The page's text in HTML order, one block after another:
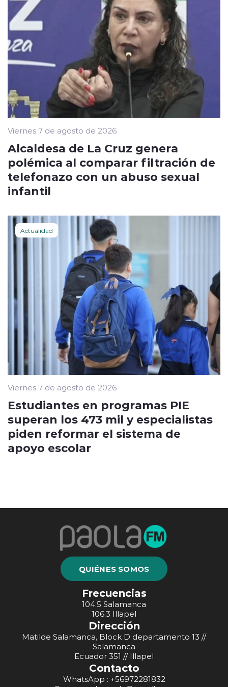
Viernes 7 de agosto de 2026
Alcaldesa de La Cruz genera
polémica al comparar filtración de
telefonazo con un abuso sexual
infantil
Actualidad
Viernes 7 de agosto de 2026
Estudiantes en programas PIE
superan los 473 mil y especialistas
piden reformar el sistema de
apoyo escolar
QUIÉNES SOMOS
Frecuencias
104.5 Salamanca
106.3 Illapel
Dirección
Matilde Salamanca, Block D departamento 13 //
Salamanca
Ecuador 351 // Illapel
Contacto
WhatsApp : +56972281832